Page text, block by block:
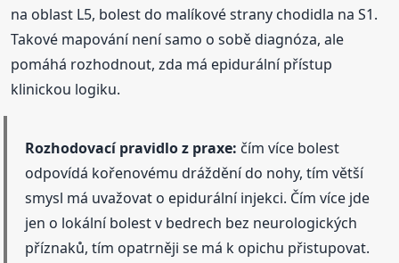
na oblast L5, bolest do malíkové strany chodidla na S1.
Takové mapování není samo o sobě diagnóza, ale
pomáhá rozhodnout, zda má epidurální přístup
klinickou logiku.
Rozhodovací pravidlo z praxe: čím více bolest
odpovídá kořenovému dráždění do nohy, tím větší
smysl má uvažovat o epidurální injekci. Čím více jde
jen o lokální bolest v bedrech bez neurologických
příznaků, tím opatrněji se má k opichu přistupovat.